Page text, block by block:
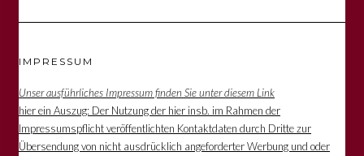
IMPRESSUM
Unser ausführliches Impressum finden Sie unter diesem Link
hier ein Auszug: Der Nutzung der hier insb. im Rahmen der
Impressumspflicht veröffentlichten Kontaktdaten durch Dritte zur
Übersendung von nicht ausdrücklich angeforderter Werbung und oder